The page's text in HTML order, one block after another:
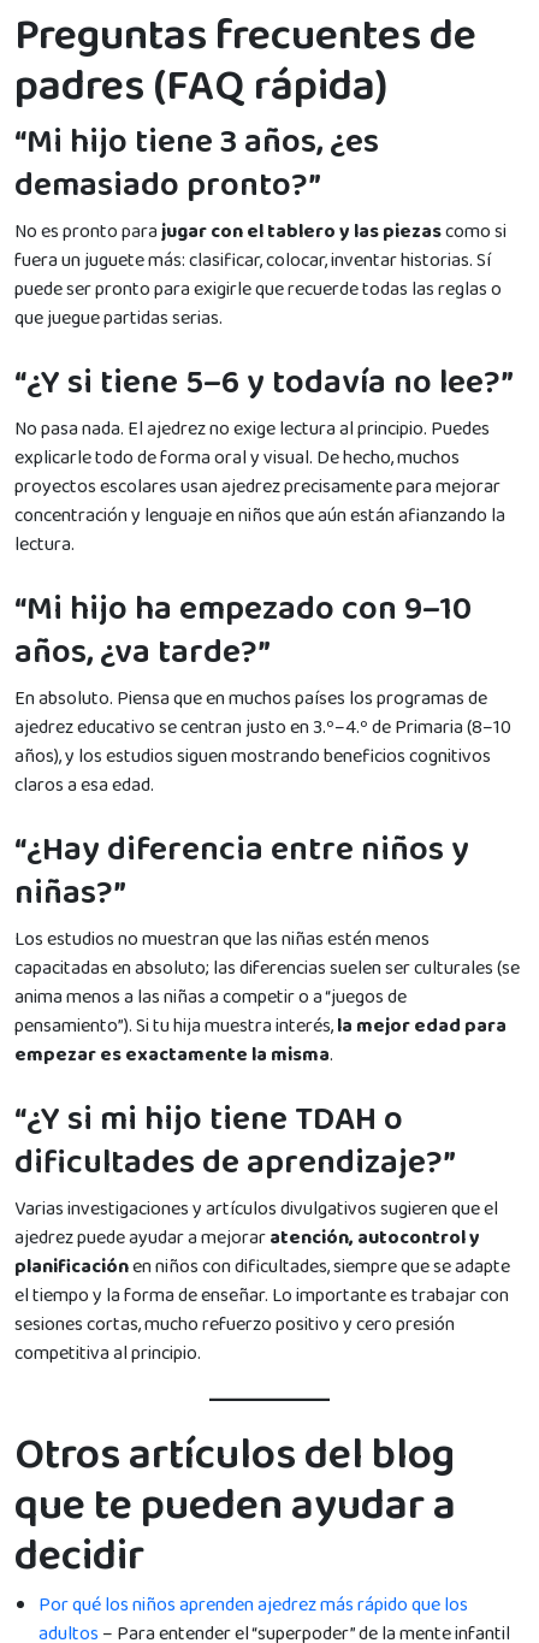
Preguntas frecuentes de
padres (FAQ rápida)
“Mi hijo tiene 3 años, ¿es
demasiado pronto?”
No es pronto parajugar con el tablero y las piezascomo si
fuera un juguete más: clasificar, colocar, inventar historias. Sí
puede ser pronto para exigirle que recuerde todas las reglas o
que juegue partidas serias.
“¿Y si tiene 5–6 y todavía no lee?”
No pasa nada. El ajedrez no exige lectura al principio. Puedes
explicarle todo de forma oral y visual. De hecho, muchos
proyectos escolares usan ajedrez precisamente para mejorar
concentración y lenguaje en niños que aún están afianzando la
lectura.
“Mi hijo ha empezado con 9–10
años, ¿va tarde?”
En absoluto. Piensa que en muchos países los programas de
ajedrez educativo se centran justo en 3.º–4.º de Primaria (8–10
años), y los estudios siguen mostrando beneficios cognitivos
claros a esa edad.
“¿Hay diferencia entre niños y
niñas?”
Los estudios no muestran que las niñas estén menos
capacitadas en absoluto; las diferencias suelen ser culturales (se
anima menos a las niñas a competir o a “juegos de
pensamiento”). Si tu hija muestra interés,la mejor edad para
empezar es exactamente la misma.
“¿Y si mi hijo tiene TDAH o
dificultades de aprendizaje?”
Varias investigaciones y artículos divulgativos sugieren que el
ajedrez puede ayudar a mejoraratención, autocontrol y
planificaciónen niños con dificultades, siempre que se adapte
el tiempo y la forma de enseñar. Lo importante es trabajar con
sesiones cortas, mucho refuerzo positivo y cero presión
competitiva al principio.
Otros artículos del blog
que te pueden ayudar a
decidir
Por qué los niños aprenden ajedrez más rápido que los
adultos – Para entender el “superpoder” de la mente infantil